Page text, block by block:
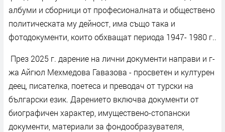
албуми и сборници от професионалната и обществено
политическата му дейност, има също така и
фотодокументи, които обхващат периода 1947- 1980 г..
През 2025 г. дарение на лични документи направи и г-
жа Айгюл Мехмедова Гавазова - просветен и културен
деец, писателка, поетеса и преводач от турски на
български език. Дарението включва документи от
биографичен характер, имуществено-стопански
документи, материали за фондообразувателя,